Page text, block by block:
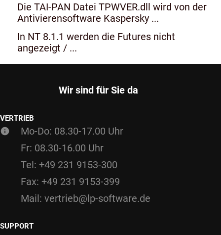
Die TAI-PAN Datei TPWVER.dll wird von der
Antivierensoftware Kaspersky ...
In NT 8.1.1 werden die Futures nicht
angezeigt / ...
Wir sind für Sie da
VERTRIEB
Mo-Do: 08.30-17.00 Uhr
Fr: 08.30-16.00 Uhr
Tel: +49 231 9153-300
Fax: +49 231 9153-399
Mail: vertrieb@lp-software.de
SUPPORT